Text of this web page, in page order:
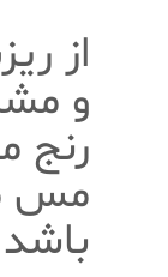
از
و
رنج
مس
باشد